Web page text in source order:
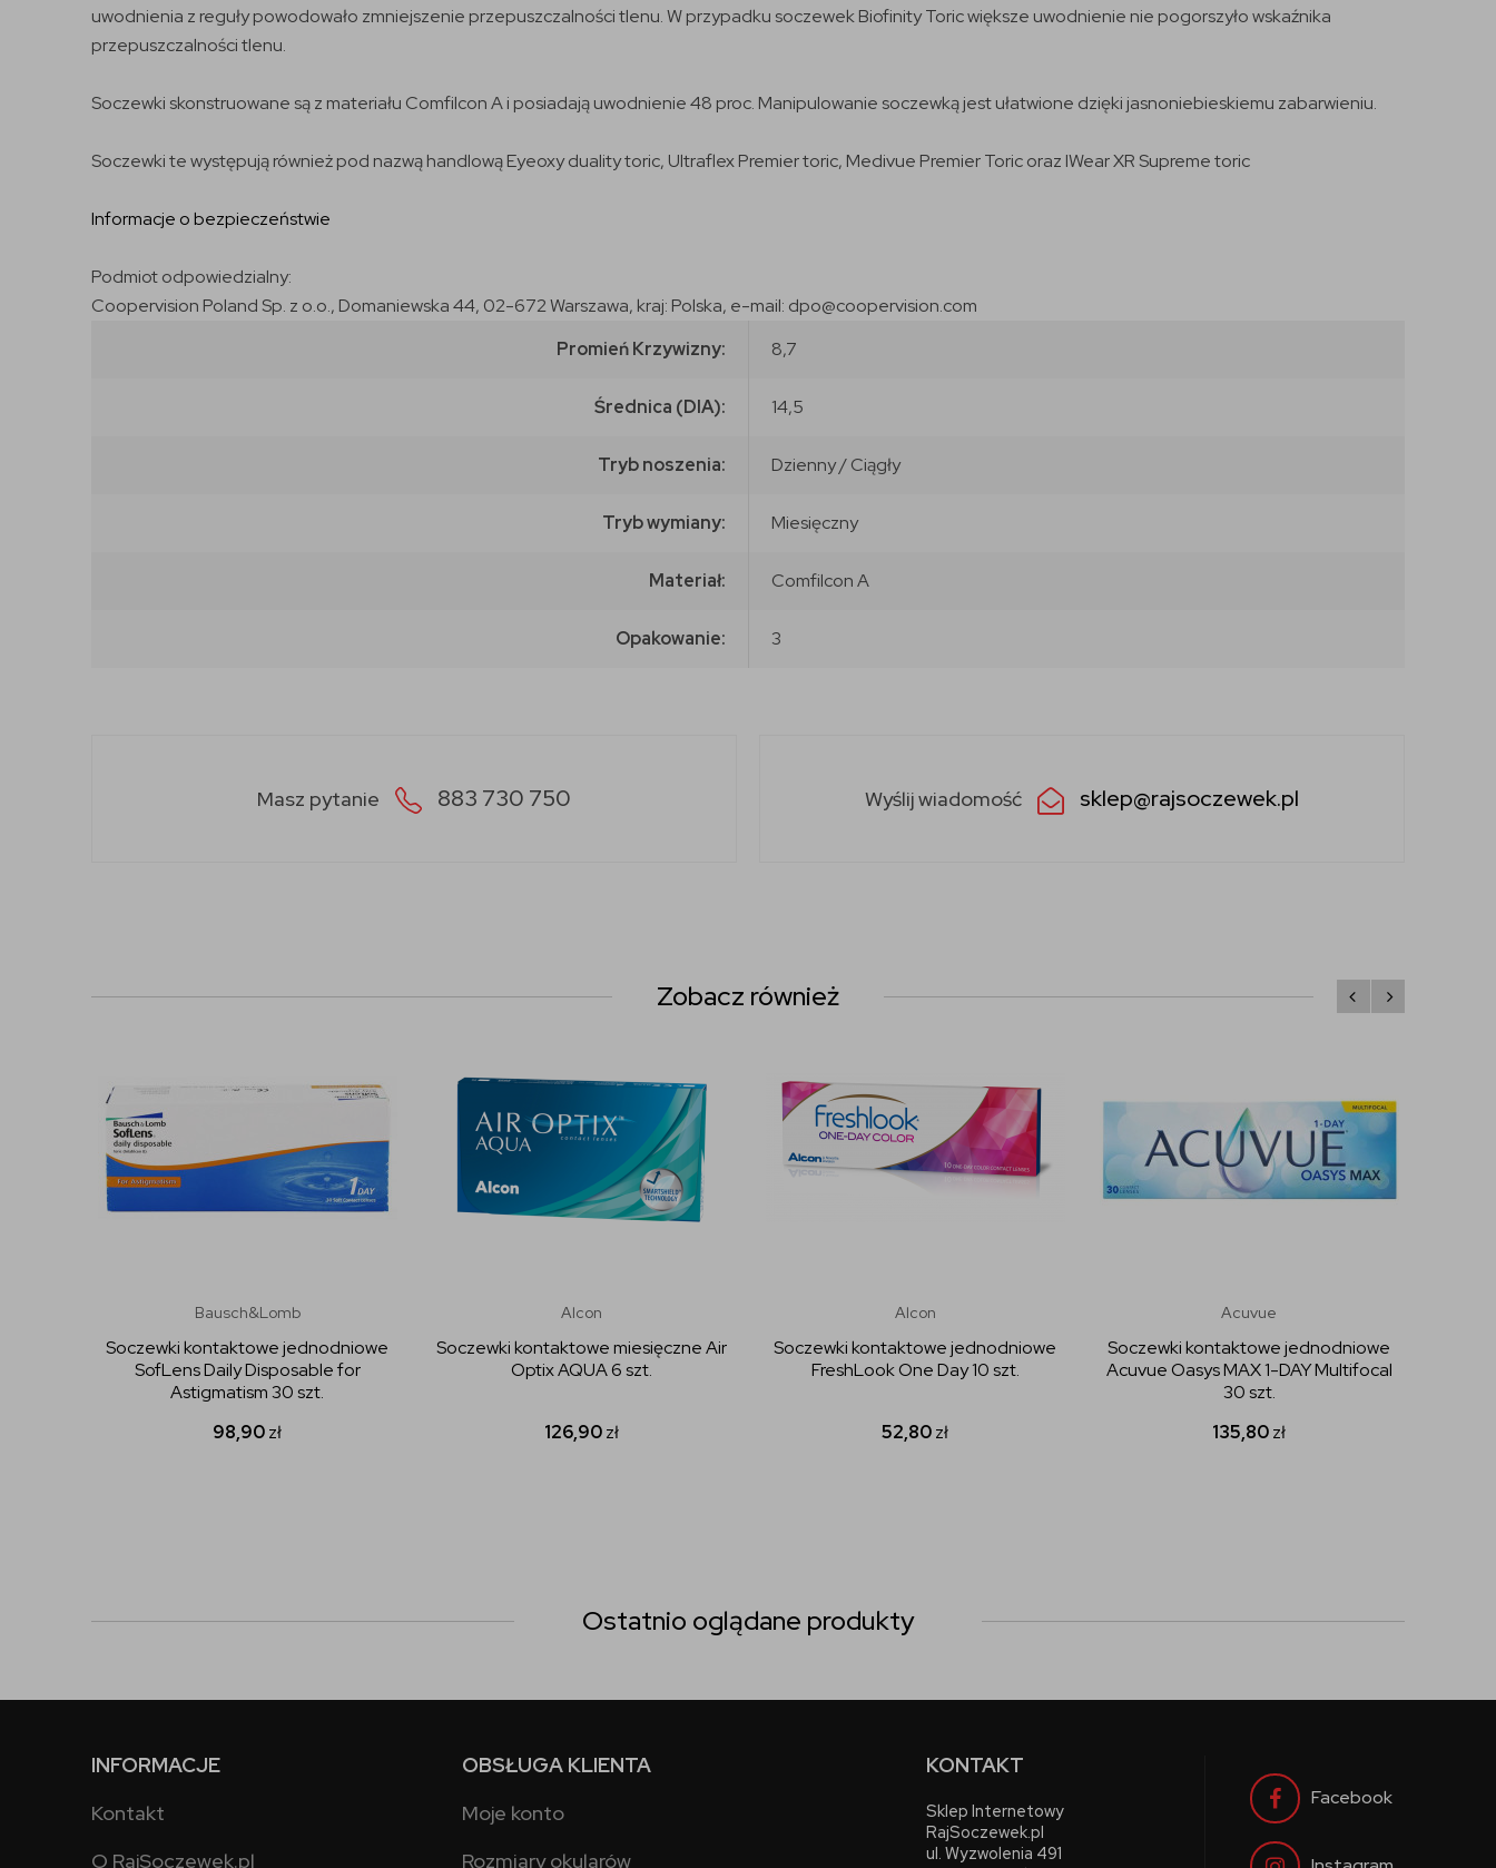
uwodnienia z reguły powodowało zmniejszenie przepuszczalności tlenu. W przypadku soczewek Biofinity Toric większe uwodnienie nie pogorszyło wskaźnika
przepuszczalności tlenu.
Soczewki skonstruowane są z materiału Comfilcon A i posiadają uwodnienie 48 proc. Manipulowanie soczewką jest ułatwione dzięki jasnoniebieskiemu zabarwieniu.
Soczewki te występują również pod nazwą handlową Eyeoxy duality toric, Ultraflex Premier toric, Medivue Premier Toric oraz IWear XR Supreme toric
Informacje o bezpieczeństwie
Podmiot odpowiedzialny:
Coopervision Poland Sp. z o.o., Domaniewska 44, 02-672 Warszawa, kraj: Polska, e-mail: dpo@coopervision.com
Promień Krzywizny:
8,7
Średnica (DIA): 14,5
Tryb noszenia: Dzienny / Ciągły
Tryb wymiany: Miesięczny
Materiał: Comfilcon A
Opakowanie: 3
Masz pytanie 883 730 750 Wyślij wiadomość sklep@rajsoczewek.pl
Zobacz również
Bausch&Lomb
Soczewki kontaktowe jednodniowe
SofLens Daily Disposable for
Astigmatism 30 szt.
98,90zł
Alcon
Soczewki kontaktowe miesięczne Air
Optix AQUA 6 szt.
126,90zł
Alcon
Soczewki kontaktowe jednodniowe
FreshLook One Day 10 szt.
52,80zł
Acuvue
Soczewki kontaktowe jednodniowe
Acuvue Oasys MAX 1-DAY Multifocal
30 szt.
135,80zł
Ostatnio oglądane produkty
INFORMACJE
Kontakt
O RajSoczewek.pl
OBSŁUGA KLIENTA
Moje konto
Rozmiary okularów
KONTAKT
Sklep Internetowy
RajSoczewek.pl
ul. Wyzwolenia 491
Facebook